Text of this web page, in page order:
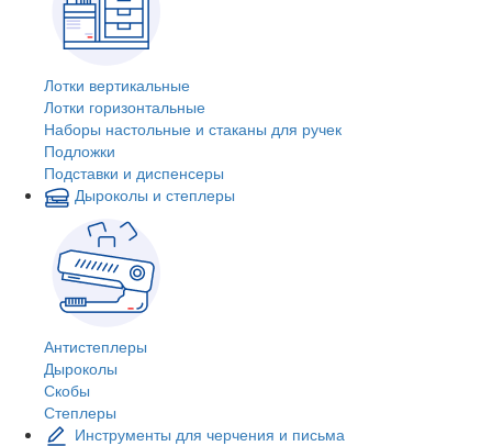
Лотки вертикальные
Лотки горизонтальные
Наборы настольные и стаканы для ручек
Подложки
Подставки и диспенсеры
Дыроколы и степлеры
Антистеплеры
Дыроколы
Скобы
Степлеры
Инструменты для черчения и письма